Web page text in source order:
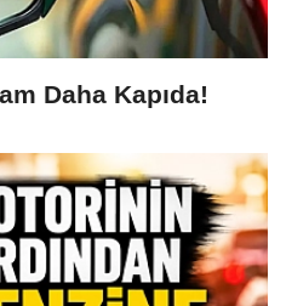
Daha Kapıda!